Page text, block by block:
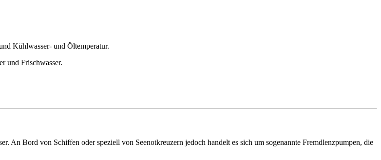
Kühlwasser- und Öltemperatur.
und Frischwasser.
An Bord von Schiffen oder speziell von Seenotkreuzern jedoch handelt es sich um sogenannte Fremdlenzpumpen, die